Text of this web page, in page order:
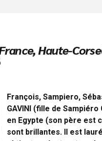
Haute-
François, Sampiero,
GAVINI (fille de
en Egypte (son père est
sont brillantes. Il est